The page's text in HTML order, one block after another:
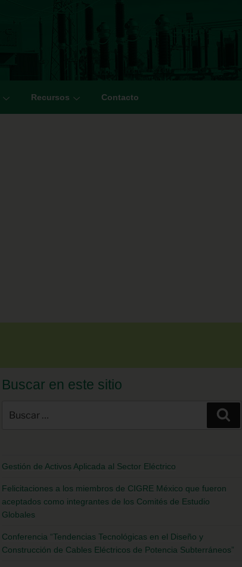
Recursos Contacto
Buscar en este sitio
Gestión de Activos Aplicada al Sector Eléctrico
Felicitaciones a los miembros de CIGRE México que fueron
aceptados como integrantes de los Comités de Estudio
Globales
Conferencia “Tendencias Tecnológicas en el Diseño y
Construcción de Cables Eléctricos de Potencia Subterráneos”